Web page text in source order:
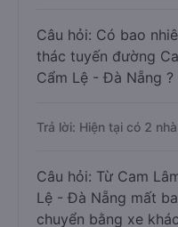
Câu hỏi: Có bao
thác tuyến đường
Cẩm Lệ - Đà Nẵng ?
Trả lời: Hiện tại có 2
Câu hỏi: Từ Cam
Lệ - Đà Nẵng mất
chuyển bằng xe